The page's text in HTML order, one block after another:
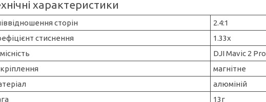
характеристики
сторін
2.4:1
стиснення
1.33x
DJI Mavic 2 Pro
магнітне
алюміній
13г